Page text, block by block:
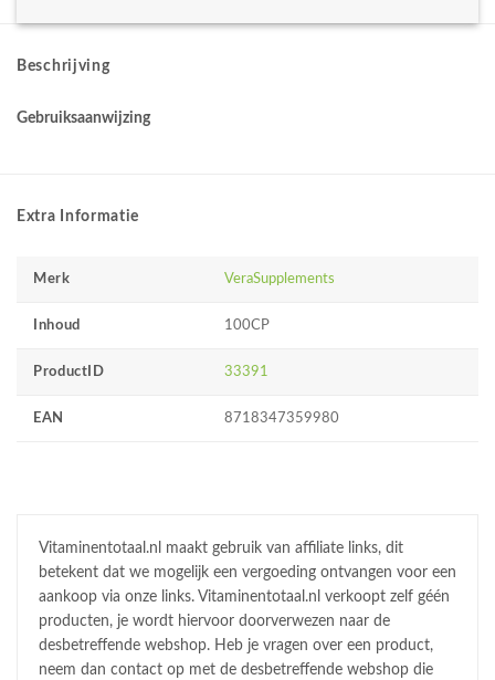
Beschrijving
Gebruiksaanwijzing
Extra Informatie
Merk VeraSupplements
Inhoud 100CP
ProductID 33391
EAN 8718347359980
Vitaminentotaal.nl maakt gebruik van affiliate links, dit
betekent dat we mogelijk een vergoeding ontvangen voor een
aankoop via onze links. Vitaminentotaal.nl verkoopt zelf géén
producten, je wordt hiervoor doorverwezen naar de
desbetreffende webshop. Heb je vragen over een product,
neem dan contact op met de desbetreffende webshop die